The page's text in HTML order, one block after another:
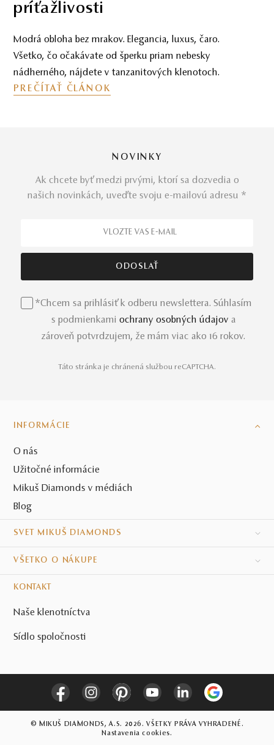
drahokam lásky
Nasaďte si ružové okuliare a pripravte sa na skvostnú
cestu, ktorou vás prevedie drahokam morganit – púť
naplnenú krásnymi citovými nuansami.
PREČÍTAŤ ČLÁNOK
NOVINKY
Ak chcete byť medzi prvými, ktorí sa dozvedia o
našich novinkách, uveďte svoju e-mailovú adresu *
*Chcem sa prihlásiť k odberu newslettera. Súhlasím
s podmienkami ochrany osobných údajov a
zároveň potvrdzujem, že mám viac ako 16 rokov.
Táto stránka je chránená službou reCAPTCHA.
INFORMÁCIE
O nás
Užitočné informácie
Mikuš Diamonds v médiách
Blog
SVET MIKUŠ DIAMONDS
VŠETKO O NÁKUPE
KONTAKT
Naše klenotníctva
Sídlo spoločnosti
© MIKUŠ DIAMONDS, A.S. 2026. VŠETKY PRÁVA VYHRADENÉ.
Nastavenia cookies.